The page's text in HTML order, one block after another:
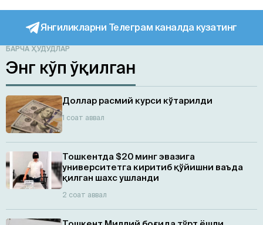
Янгиликларни Телеграм каналда кузатинг
БАРЧА ҲУДУДЛАР
Энг кўп ўқилган
Доллар расмий курси кўтарилди
1 соат аввал
Тошкентда $20 минг эвазига
университетга киритиб қўйишни ваъда
қилган шахс ушланди
2 соат аввал